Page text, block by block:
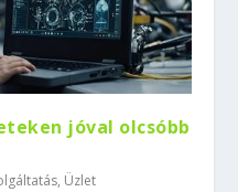
jóval olcsóbb
, Üzlet